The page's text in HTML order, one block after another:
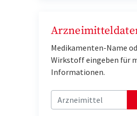
Medikamenten-Name
Wirkstoff eingeben für
Informationen.